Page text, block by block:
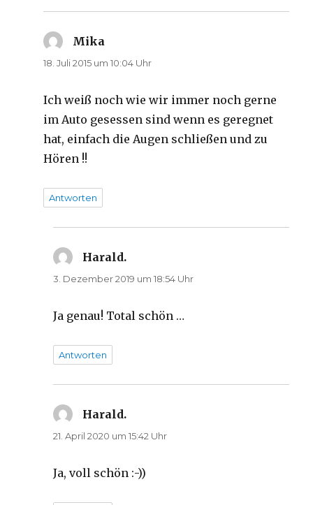
Mika
18. Juli 2015 um 10:04 Uhr
Ich weiß noch wie wir immer noch gerne
im Auto gesessen sind wenn es geregnet
hat, einfach die Augen schließen und zu
Hören !!
Antworten
Harald.
3. Dezember 2019 um 18:54 Uhr
Ja genau! Total schön …
Antworten
Harald.
21. April 2020 um 15:42 Uhr
Ja, voll schön :-))